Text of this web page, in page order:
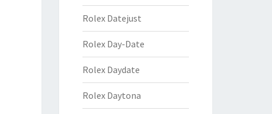
Rolex Datejust
Rolex Day-Date
Rolex Daydate
Rolex Daytona